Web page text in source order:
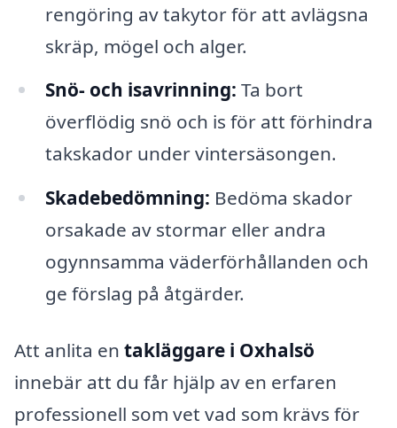
rengöring av takytor för att avlägsna
skräp, mögel och alger.
Snö- och isavrinning: Ta bort
överflödig snö och is för att förhindra
takskador under vintersäsongen.
Skadebedömning: Bedöma skador
orsakade av stormar eller andra
ogynnsamma väderförhållanden och
ge förslag på åtgärder.
Att anlita en takläggare i Oxhalsö
innebär att du får hjälp av en erfaren
professionell som vet vad som krävs för